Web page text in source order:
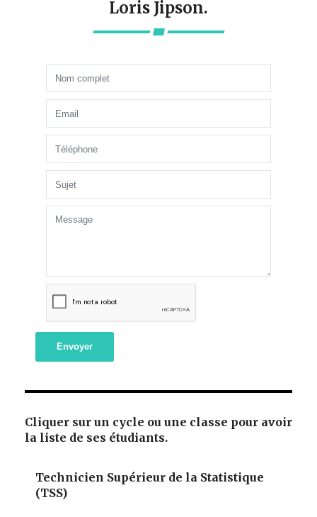
Loris Jipson.
Envoyer
Cliquer sur un cycle ou une classe pour avoir
la liste de ses étudiants.
Technicien Supérieur de la Statistique
(TSS)